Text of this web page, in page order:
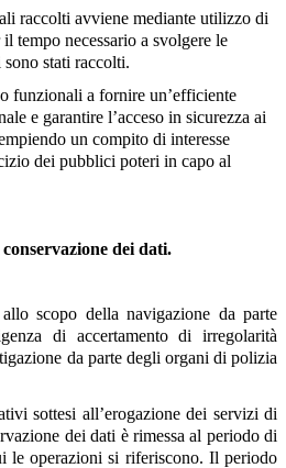
raccolti avviene mediante utilizzo di
tempo necessario a svolgere le
stati raccolti.
funzionali a fornire un’efficiente
e garantire l’acceso in sicurezza ai
un compito di interesse
dei pubblici poteri in capo al
dei dati.
scopo della navigazione da parte
di accertamento di irregolarità
da parte degli organi di polizia
sottesi all’erogazione dei servizi di
dei dati è rimessa al periodo di
le operazioni si riferiscono. Il periodo